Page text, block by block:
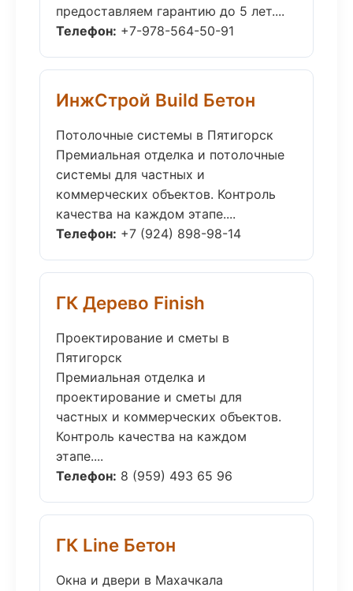
предоставляем гарантию до 5 лет....
Телефон: +7-978-564-50-91
ИнжСтрой Build Бетон
Потолочные системы в Пятигорск
Премиальная отделка и потолочные
системы для частных и
коммерческих объектов. Контроль
качества на каждом этапе....
Телефон: +7 (924) 898-98-14
ГК Дерево Finish
Проектирование и сметы в
Пятигорск
Премиальная отделка и
проектирование и сметы для
частных и коммерческих объектов.
Контроль качества на каждом
этапе....
Телефон: 8 (959) 493 65 96
ГК Line Бетон
Окна и двери в Махачкала